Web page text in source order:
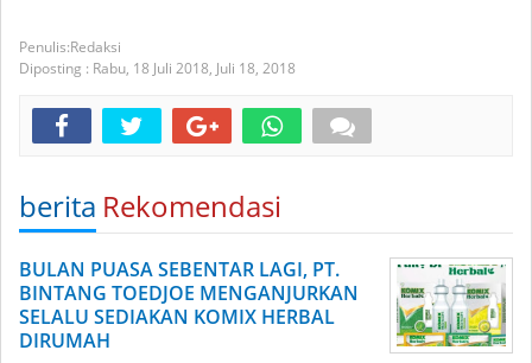
Redaksi
Diposting : Rabu, 18 Juli 2018, Juli 18, 2018
berita Rekomendasi
BULAN PUASA SEBENTAR LAGI, PT.
BINTANG TOEDJOE MENGANJURKAN
SELALU SEDIAKAN KOMIX HERBAL
DIRUMAH